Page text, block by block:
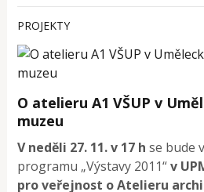
PROJEKTY
O atelieru A1 VŠUP v
muzeu
V neděli 27. 11. v 17 h se bude
programu „Výstavy 2011“v
pro veřejnost o Atelieru